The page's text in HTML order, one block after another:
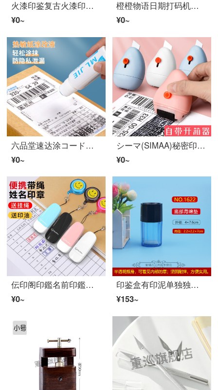
火漆印鉴复古火漆印鉴章头円形方形铜3 D浮雕火漆印鉴头草花祝福语アニメバラ生命树
¥0~
橙橙物语日期打码机打生产日期回转印鉴喷码机印鉴ラベルバーコード番号机A 7 3 X 5実体
¥0~
六品堂速达涂コード笔热敏纸涂改液乱コード秘密保持印鉴速达单信息消除器プライバシー笔开箱涂改器涂布住所カバー漏れ防止涂鸦カバー笔ボトル20 ml消字款
¥0~
シーマ(SIMAA)秘密印鑑ローラー式乱符号印鑑速達塗装住所プライバシー秘密漏洩防止塗布私密請求書ファイルカバー保護神器落書き19785
¥0~
伝印阁印鑑名前印鑑自动押圧式个人用名前小印鑑実习サイエンナースサイン章携帯型印鑑鑑定刻印カウンター员财务订刻字盖章光敏章ピンクケース(印迹5*13 MM)+挂縄
¥0~
印鉴盒有印泥单独独立章盒携帯式私章人名章法人章方形収納盒プラスチック放章多种規格印鉴盒【1622】2.2*2.2*7 cm人名章盒一个
¥153~